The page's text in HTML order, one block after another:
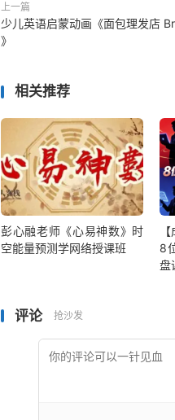
上一篇
少儿英语启蒙动画《面包理发店
》
相关推荐
彭心融老师《心易神数》时
空能量预测学网络授课班
8
盘
评论 抢沙发